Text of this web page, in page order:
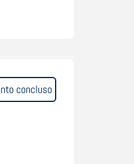
concluso